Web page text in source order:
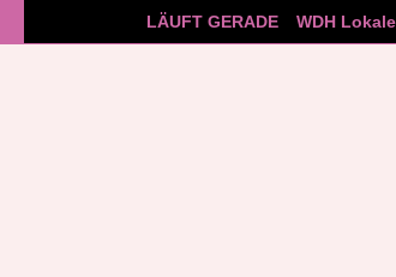
LÄUFT GERADE WDH